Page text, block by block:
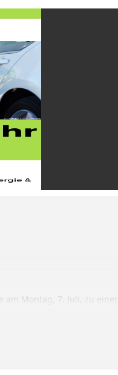
am Montag, 7. Juli, zu einer